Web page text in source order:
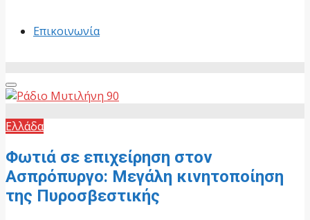
Επικοινωνία
Primary
Menu
Ελλάδα
Φωτιά σε επιχείρηση στον
Ασπρόπυργο: Μεγάλη κινητοποίηση
της Πυροσβεστικής